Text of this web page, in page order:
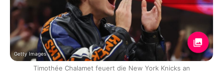
Getty Images
Timothée Chalamet feuert die New York Knicks an